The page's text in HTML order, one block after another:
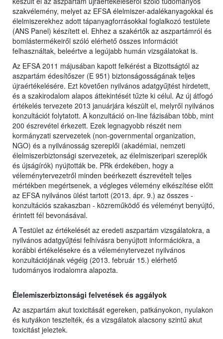
szakvélemény, melyet az EFSA élelmiszer-adalékanyagokkal és
élelmiszerekhez adott tápanyagforrásokkal foglalkozó testülete
(ANS Panel) készített el. Ehhez a szakértők az aszpartámról és
bomlástermékeiről szóló elérhető összes információt
felhasználtak, beleértve a legújabb humán vizsgálatokat is.
Az EFSA 2011 májusában kapott felkérést a Bizottságtól az
aszpartám édesítőszer (E 951) biztonságosságának teljes
újraértékelésére. Ezt követően nyilvános adatgyűjtést hirdetett,
és a szakirodalom alapos áttekintését tűzte ki célul. Az új átfogó
értékelés tervezete 2013 januárjára készült el, melyről nyilvános
konzultációt folytatott. A konzultáció on-line fázisában több, mint
200 észrevétel érkezett. Ezek legnagyobb részét nem
kormányzati szervezetek (non-governmental organization,
NGO) és a nyilvánosság szereplői (akadémiai, nemzeti
élelmiszerbiztonsági szervezetek, az élelmiszeripari szereplők
és újságírók) nyújtották be. PRk érdekében, hogy a
véleménytervezetről minden beérkezett észrevételt teljes
mértékben megértsenek, a végleges vélemény elkészítése előtt
az EFSA nyilvános ülést tartott (2013. ápr. 9.) az összes -
konzultációs szakaszban - közreműködő és véleményt benyújtó,
érintett fél bevonásával.
A Testület az értékelését az eredeti aszpartám vizsgálatokra, a
nyilvános adatgyűjtési felhívásra benyújtott információkra, a
korábbi értékelésekre és a véleménytervezet nyilvános
konzultációjának végéig (2013. február 15.) elérhető
tudományos irodalomra alapozta.
Élelemiszerbiztonsági felvetések és aggályok
Az aszpartám akut toxicitását egereken, patkányokon, nyulakon
és kutyákon tesztelték, és a vizsgálatok alacsony szintű akut
toxicitást jeleztek.